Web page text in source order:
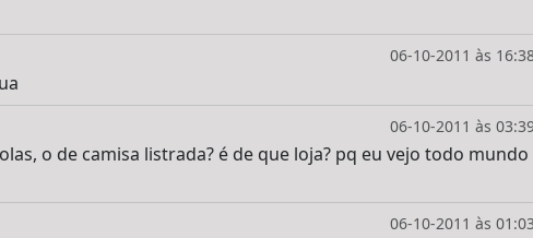
06-10-2011 às
06-10-2011 às
o de camisa listrada? é de que loja? pq eu vejo todo mundo
06-10-2011 às 01:03